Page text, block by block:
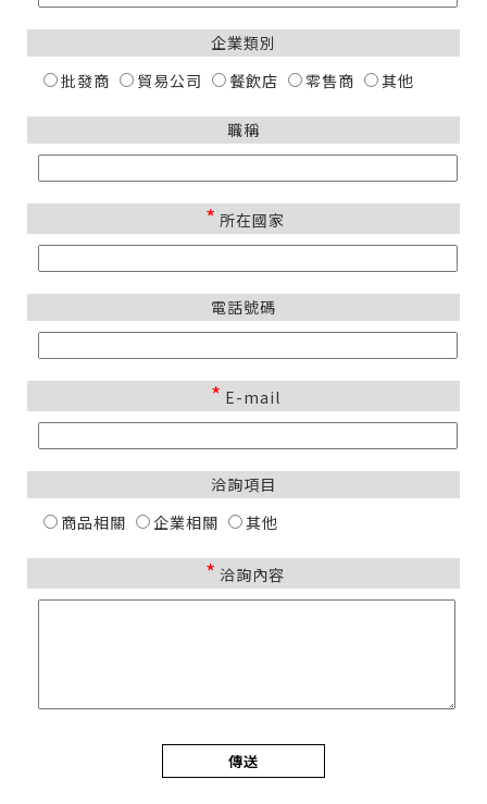
企業類別
批發商
貿易公司 餐飲店 零售商 其他
職稱
* 所在國家
電話號碼
* E-mail
洽詢項目
商品相關
企業相關 其他
* 洽詢內容